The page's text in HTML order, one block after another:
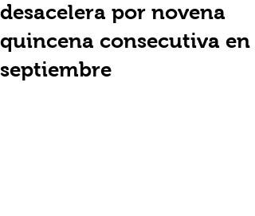
desacelera por novena
quincena consecutiva en
septiembre